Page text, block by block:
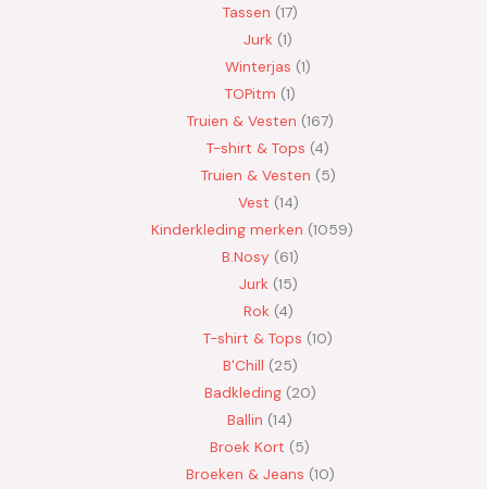
Tassen 17
Jurk 1
Winterjas 1
TOPitm 1
Truien & Vesten 167
T-shirt & Tops 4
Truien & Vesten 5
Vest 14
Kinderkleding merken 1059
B.Nosy 61
Jurk 15
Rok 4
T-shirt & Tops 10
B'Chill 25
Badkleding 20
Ballin 14
Broek Kort 5
Broeken & Jeans 10